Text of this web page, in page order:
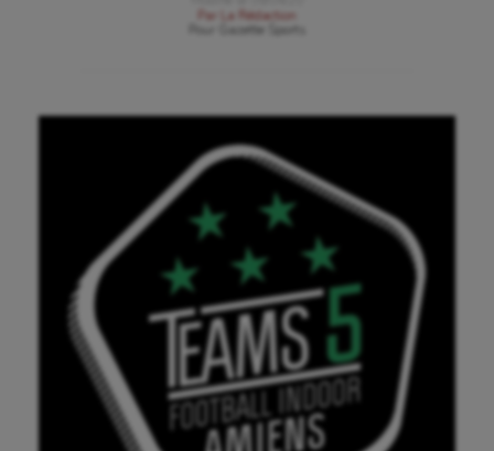
Par
La Rédaction
Gazette Sports